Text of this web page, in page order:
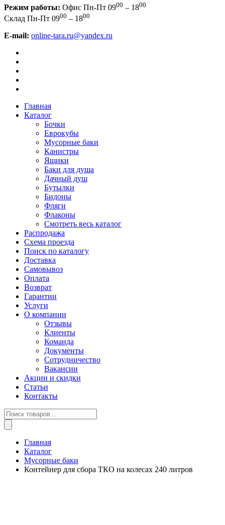
Режим работы: Офис Пн-Пт 0900 – 1800
Склад Пн-Пт 0900 – 1800
E-mail: online-tara.ru@yandex.ru
Главная
Каталог
Бочки
Еврокубы
Мусорные баки
Канистры
Ящики
Баки для душа
Дачный душ
Бутылки
Бидоны
Фляги
Флаконы
Смотреть весь каталог
Распродажа
Схема проезда
Поиск по каталогу
Доставка
Самовывоз
Оплата
Возврат
Гарантии
Услуги
О компании
Отзывы
Клиенты
Команда
Документы
Сотрудничество
Вакансии
Акции и скидки
Статьи
Контакты
Поиск
товаров
Главная
Каталог
Мусорные баки
Контейнер для сбора ТКО на колесах 240 литров